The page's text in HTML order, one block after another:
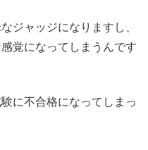
ジャッジになりますし、
覚になってしまうんです
に不合格になってしまっ